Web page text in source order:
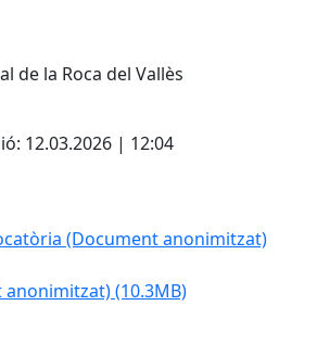
de la Roca del Vallès
12.03.2026 | 12:04
(Document anonimitzat)
anonimitzat)(10.3MB)